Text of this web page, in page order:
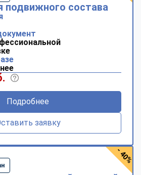
подвижного состава
Подробнее
заявку
- 40%